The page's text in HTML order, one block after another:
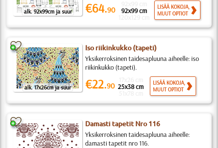
alk. 92x99cm ja suur €64.90 92x99 cm
LISÄÄ KOKOJA,
MUUT OPTIOT
alk. 17x26cm ja suur
Iso riikinkukko (tapeti)
Yksikerroksinen taidesapluuna aiheelle: iso
riikinkukko (tapeti).
€22.90 25x38 cm
LISÄÄ KOKOJA,
MUUT OPTIOT
Damasti tapetit Nro 116
Yksikerroksinen taidesapluuna aiheelle:
damasti tapetit nro 116.